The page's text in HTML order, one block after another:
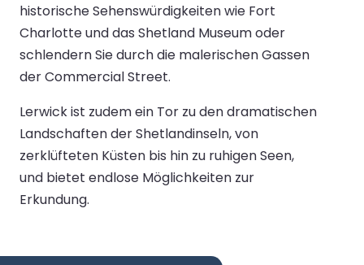
historische Sehenswürdigkeiten wie Fort
Charlotte und das Shetland Museum oder
schlendern Sie durch die malerischen Gassen
der Commercial Street.
Lerwick ist zudem ein Tor zu den dramatischen
Landschaften der Shetlandinseln, von
zerklüfteten Küsten bis hin zu ruhigen Seen,
und bietet endlose Möglichkeiten zur
Erkundung.